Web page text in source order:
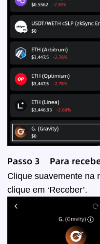
Passo 3 Para
Clique suavemente na
clique em ‘Receber’.